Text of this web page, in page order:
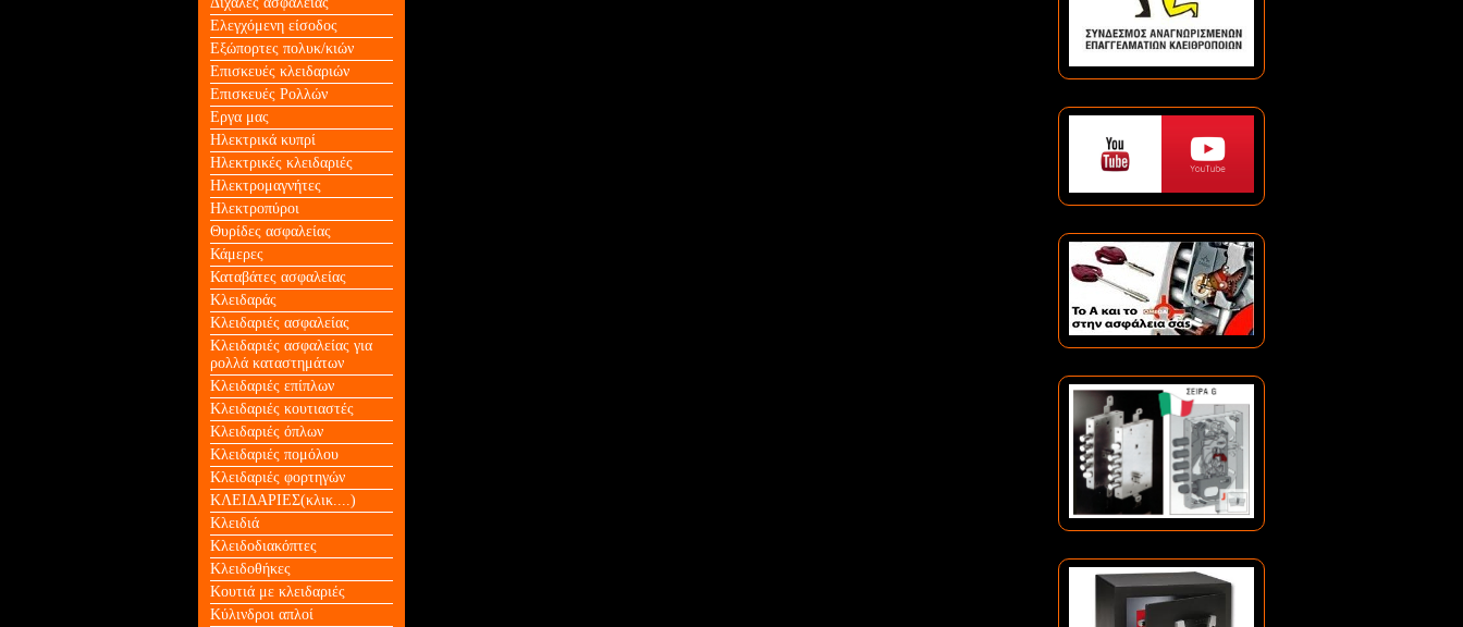
Ελεγχόμενη είσοδος
Εξώπορτες πολυκ/κιών
Επισκευές κλειδαριών
Επισκευές Ρολλών
Εργα μας
Ηλεκτρικά κυπρί
Ηλεκτρικές κλειδαριές
Ηλεκτρομαγνήτες
Ηλεκτροπύροι
Θυρίδες ασφαλείας
Κάμερες
Καταβάτες ασφαλείας
Κλειδαράς
Κλειδαριές ασφαλείας
Κλειδαριές ασφαλείας για
ρολλά καταστημάτων
Κλειδαριές επίπλων
Κλειδαριές κουτιαστές
Κλειδαριές όπλων
Κλειδαριές πομόλου
Κλειδαριές φορτηγών
ΚΛΕΙΔΑΡΙΕΣ(κλικ....)
Κλειδιά
Κλειδοδιακόπτες
Κλειδοθήκες
Κουτιά με κλειδαριές
Κύλινδροι απλοί